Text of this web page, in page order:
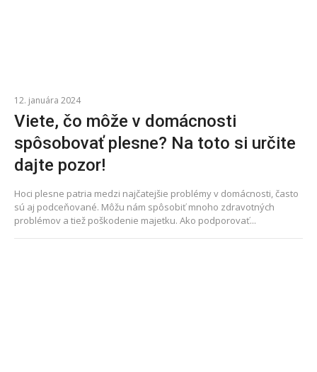
12. januára 2024
Viete, čo môže v domácnosti
spôsobovať plesne? Na toto si určite
dajte pozor!
Hoci plesne patria medzi najčatejšie problémy v domácnosti, často
sú aj podceňované. Môžu nám spôsobiť mnoho zdravotných
problémov a tiež poškodenie majetku. Ako podporovať...